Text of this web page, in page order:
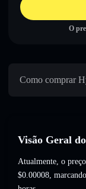
O
Como comprar
Visão Geral
Atualmente, o
$0.00008,